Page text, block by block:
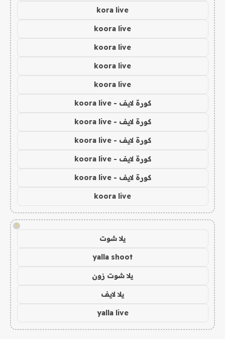
kora live
koora live
koora live
koora live
koora live
كورة لايف - koora live
كورة لايف - koora live
كورة لايف - koora live
كورة لايف - koora live
كورة لايف - koora live
koora live
!
يلا شوت
yalla shoot
يلا شوت زون
يلا لايف
yalla live